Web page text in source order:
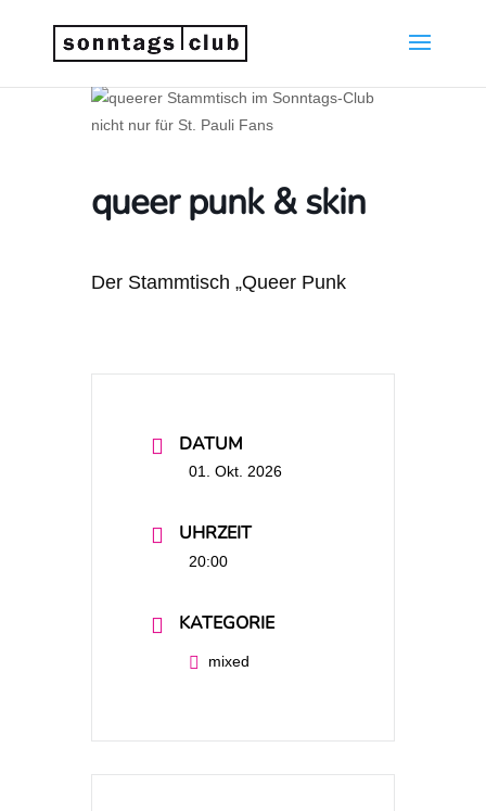
queer punk & skin
Der Stammtisch „Queer Punk
DATUM
01. Okt. 2026
UHRZEIT
20:00
KATEGORIE
mixed